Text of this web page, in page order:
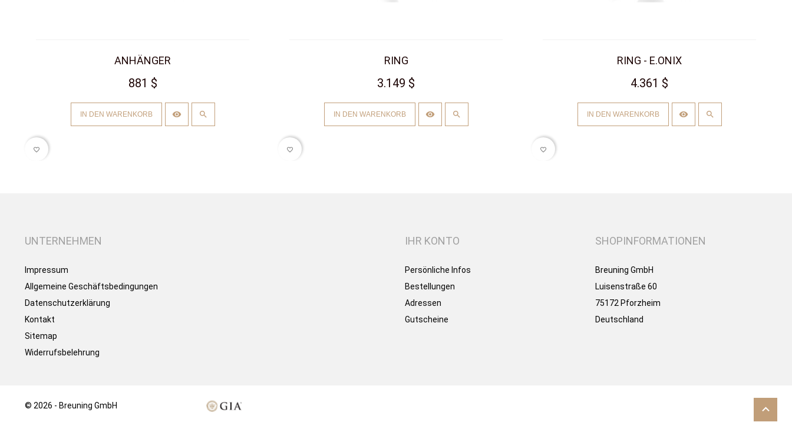
ANHÄNGER
881 $
IN DEN WARENKORB
favorite_border
RING
3.149 $
IN DEN WARENKORB
favorite_border
RING - E.ONIX
4.361 $
IN DEN WARENKORB
favorite_border
UNTERNEHMEN
Impressum
Allgemeine Geschäftsbedingungen
Datenschutzerklärung
Kontakt
Sitemap
Widerrufsbelehrung
IHR KONTO
Persönliche Infos
Bestellungen
Adressen
Gutscheine
SHOPINFORMATIONEN
Breuning GmbH
Luisenstraße 60
75172 Pforzheim
Deutschland
© 2026 - Breuning GmbH